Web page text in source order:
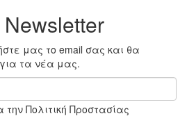
μας το email σας και θα
τα νέα μας.
Πολιτική Προστασίας